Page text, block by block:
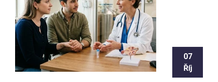
07
Říj